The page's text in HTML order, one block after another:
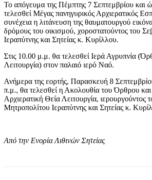
Το απόγευμα της Πέμπτης 7 Σεπτεμβρίου και
τελεσθεί Μέγας πανηγυρικός Αρχιερατικός
συνέχεια η λιτάνευση της θαυματουργού
δρόμους του οικισμού, χοροστατούντος του
Ιεραπύτνης και Σητείας κ. Κυρίλλου.
Στις 10.00 μ.μ. θα τελεσθεί Ιερά Αγρυπνία
Λειτουργία) στον παλαιό ιερό Ναό.
Ανήμερα της εορτής, Παρασκευή 8
π.μ., θα τελεσθεί η Ακολουθία του Όρθρου και
Αρχιερατική Θεία Λειτουργία, ιερουργούντος
Μητροπολίτου Ιεραπύτνης και Σητείας κ.
Από την Ενορία Λιθινών Σητείας